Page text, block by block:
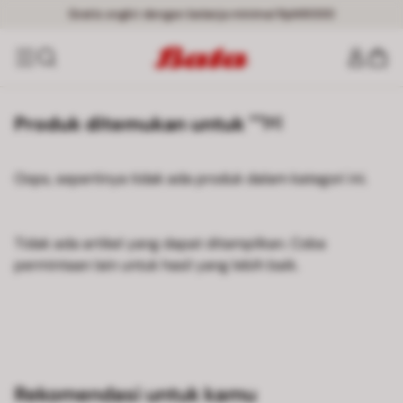
Gratis ongkir dengan belanja minimal Rp149000
Produk ditemukan untuk ""[0]
Oops, sepertinya tidak ada produk dalam kategori ini.
Tidak ada artikel yang dapat ditampilkan. Coba
permintaan lain untuk hasil yang lebih baik.
Rekomendasi untuk kamu